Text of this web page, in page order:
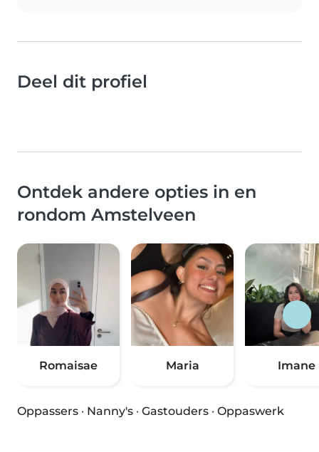
Deel dit profiel
Ontdek andere opties in en
rondom Amstelveen
Romaisae Maria Imane
Oppassers · Nanny's · Gastouders · Oppaswerk